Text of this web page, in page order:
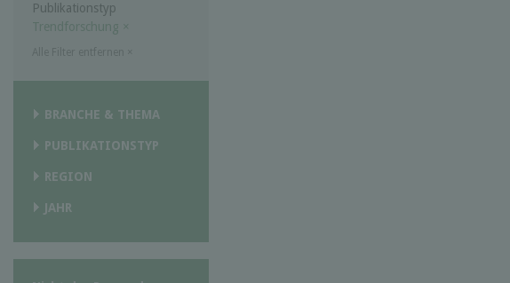
Publikationstyp
Trendforschung ×
BRANCHE & THEMA
PUBLIKATIONSTYP
REGION
JAHR